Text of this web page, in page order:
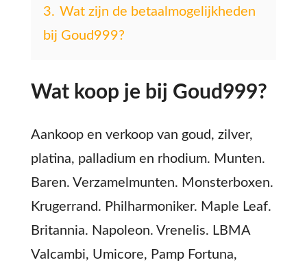
3. Wat zijn de betaalmogelijkheden
bij Goud999?
Wat koop je bij Goud999?
Aankoop en verkoop van goud, zilver,
platina, palladium en rhodium. Munten.
Baren. Verzamelmunten. Monsterboxen.
Krugerrand. Philharmoniker. Maple Leaf.
Britannia. Napoleon. Vrenelis. LBMA
Valcambi, Umicore, Pamp Fortuna,